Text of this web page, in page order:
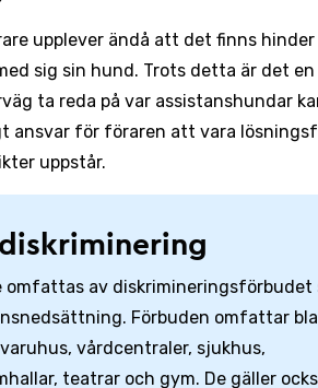
upplever ändå att det finns
sig sin hund. Trots detta är det
ta reda på var assistanshundar
ansvar för föraren att vara
uppstår.
av diskrimineringsförbudet
Förbuden omfattar
vårdcentraler, sjukhus,
teatrar och gym. De gäller